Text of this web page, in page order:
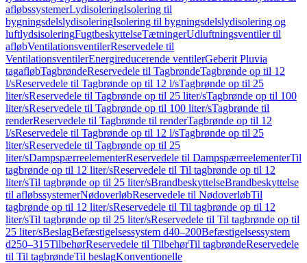
afløbssystemerLydisoleringIsolering til
bygningsdelslydisoleringIsolering til bygningsdelslydisolering og
luftlydsisoleringFugtbeskyttelseTætningerUdluftningsventiler til
afløbVentilationsventilerReservedele til
VentilationsventilerEnergireducerende ventilerGeberit Pluvia
tagafløbTagbrøndeReservedele til TagbrøndeTagbrønde op til 12
l/sReservedele til Tagbrønde op til 12 l/sTagbrønde op til 25
liter/sReservedele til Tagbrønde op til 25 liter/sTagbrønde op til 100
liter/sReservedele til Tagbrønde op til 100 liter/sTagbrønde til
renderReservedele til Tagbrønde til renderTagbrønde op til 12
l/sReservedele til Tagbrønde op til 12 l/sTagbrønde op til 25
liter/sReservedele til Tagbrønde op til 25
liter/sDampspærreelementerReservedele til DampspærreelementerTil
tagbrønde op til 12 liter/sReservedele til Til tagbrønde op til 12
liter/sTil tagbrønde op til 25 liter/sBrandbeskyttelseBrandbeskyttelse
til afløbssystemerNødoverløbReservedele til NødoverløbTil
tagbrønde op til 12 liter/sReservedele til Til tagbrønde op til 12
liter/sTil tagbrønde op til 25 liter/sReservedele til Til tagbrønde op til
25 liter/sBeslagBefæstigelsessystem d40–200Befæstigelsessystem
d250–315TilbehørReservedele til TilbehørTil tagbrøndeReservedele
til Til tagbrøndeTil beslagKonventionelle